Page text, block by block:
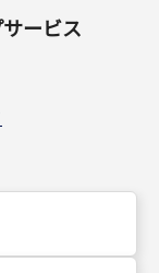
ービス